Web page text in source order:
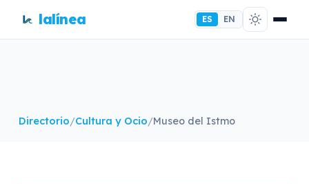
lalínea ES EN
Directorio/Cultura y Ocio/Museo del Istmo